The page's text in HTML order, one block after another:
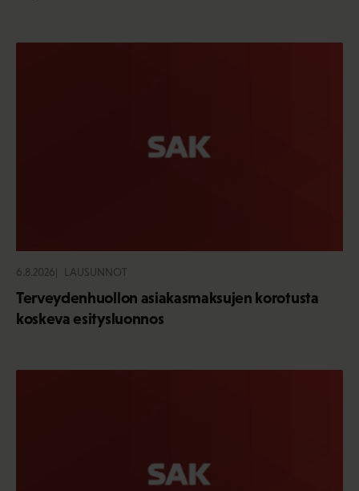
6.8.2026 LAUSUNNOT
Terveydenhuollon asiakasmaksujen korotusta
koskeva esitysluonnos